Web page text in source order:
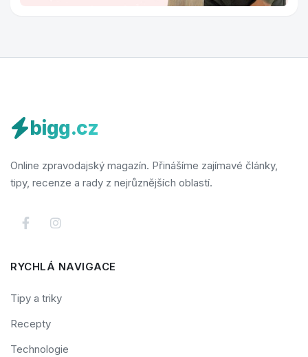
bigg.cz
Online zpravodajský magazín. Přinášíme zajímavé články,
tipy, recenze a rady z nejrůznějších oblastí.
RYCHLÁ NAVIGACE
Tipy a triky
Recepty
Technologie